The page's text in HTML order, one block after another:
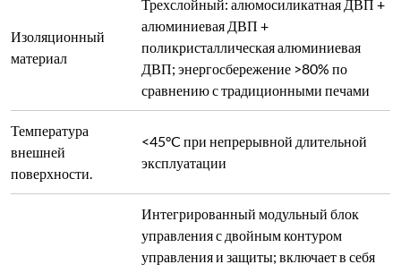
перегрузки по току, перегрева, обратной
связи по току, защиту от плавного пуска
Метод
управления
Управление фазовым сдвигом SCR с
замкнутым контуром; плавно
регулируемое выходное напряжение/
напряжением/током/мощностью;
внутренняя токовая петля + внешняя
напряженная петля ограничивают
выходной ток в пределах номинального
диапазона при резких изменениях
нагрузки или перегрузке по току,